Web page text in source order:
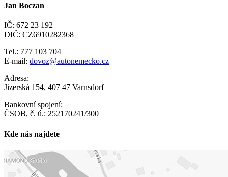
Jan Boczan
IČ: 672 23 192
DIČ: CZ6910282368
Tel.: 777 103 704
E-mail: dovoz@autonemecko.cz
Adresa:
Jizerská 154, 407 47 Varnsdorf
Bankovní spojení:
ČSOB, č. ú.: 252170241/300
Kde nás najdete